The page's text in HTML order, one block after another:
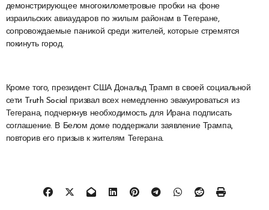
демонстрирующее многокилометровые пробки на фоне
израильских авиаударов по жилым районам в Тегеране,
сопровождаемые паникой среди жителей, которые стремятся
покинуть город.
Кроме того, президент США Дональд Трамп в своей социальной
сети Truth Social призвал всех немедленно эвакуироваться из
Тегерана, подчеркнув необходимость для Ирана подписать
соглашение. В Белом доме поддержали заявление Трампа,
повторив его призыв к жителям Тегерана.